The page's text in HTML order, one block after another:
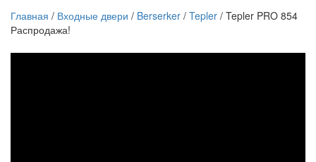
Главная / Входные двери / Berserker / Tepler / Tepler PRO 854
Распродажа!